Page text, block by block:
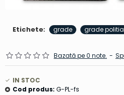
Etichete: grade grade
Bazată pe 0 note. -
IN STOC
Cod produs: G-PL-fs